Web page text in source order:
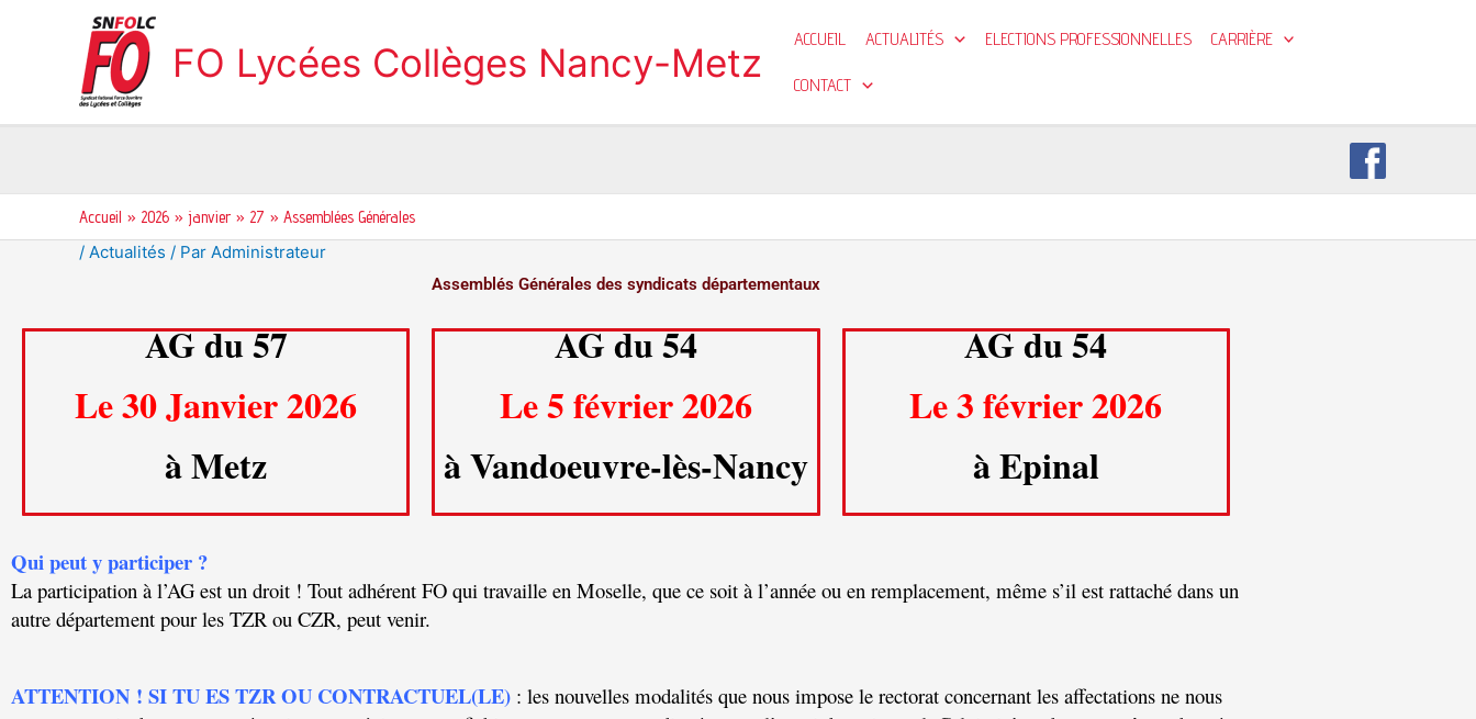
FO Lycées Collèges Nancy-Metz
ACCUEIL ACTUALITÉS ELECTIONS PROFESSIONNELLES CARRIÈRE
CONTACT
Accueil 2026 janvier 27 Assemblées Générales
/ Actualités / Par Administrateur
Assemblés Générales des syndicats départementaux
AG du 57
Le 30 Janvier 2026
à Metz
AG du 54
Le 5 février 2026
à Vandoeuvre-lès-Nancy
AG du 54
Le 3 février 2026
à Epinal
Qui peut y participer ?
La participation à l’AG est un droit ! Tout adhérent FO qui travaille en Moselle, que ce soit à l’année ou en remplacement, même s’il est rattaché dans un
autre département pour les TZR ou CZR, peut venir.
ATTENTION ! SI TU ES TZR OU CONTRACTUEL(LE) : les nouvelles modalités que nous impose le rectorat concernant les aﬀectations ne nous